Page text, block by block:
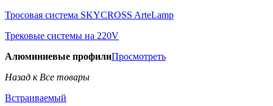
Тросовая система SKYCROSS ArteLamp
Трековые системы на 220V
Алюминиевые профилиПросмотреть
Назад к Все товары
Встраиваемый